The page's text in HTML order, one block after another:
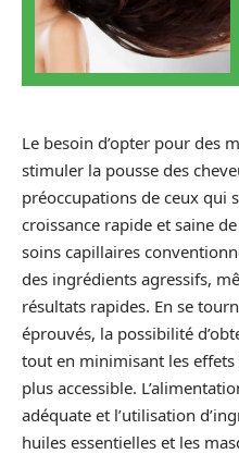
Le besoin d’opter pour des
stimuler la pousse des
préoccupations de ceux qui
croissance rapide et saine
soins capillaires
des ingrédients agressifs,
résultats rapides. En se
éprouvés, la possibilité
tout en minimisant les
plus accessible.
adéquate et l’utilisation
huiles essentielles et les